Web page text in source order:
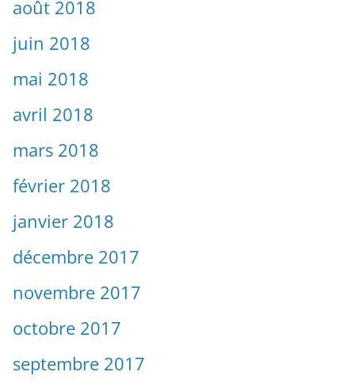
août 2018
juin 2018
mai 2018
avril 2018
mars 2018
février 2018
janvier 2018
décembre 2017
novembre 2017
octobre 2017
septembre 2017